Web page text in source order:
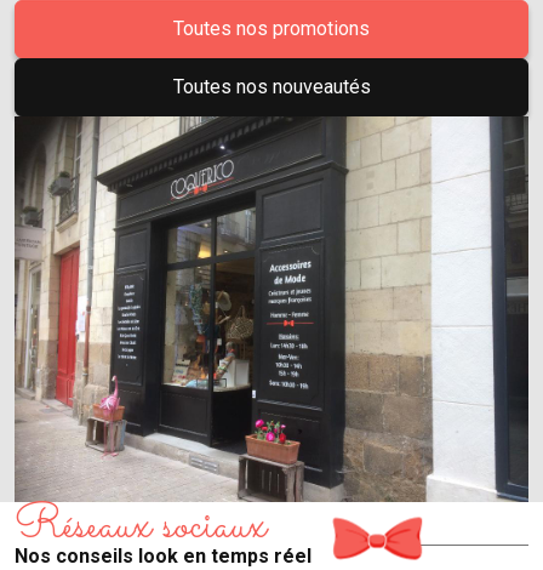
Toutes nos promotions
Toutes nos nouveautés
Réseaux sociaux
Nos conseils look en temps réel